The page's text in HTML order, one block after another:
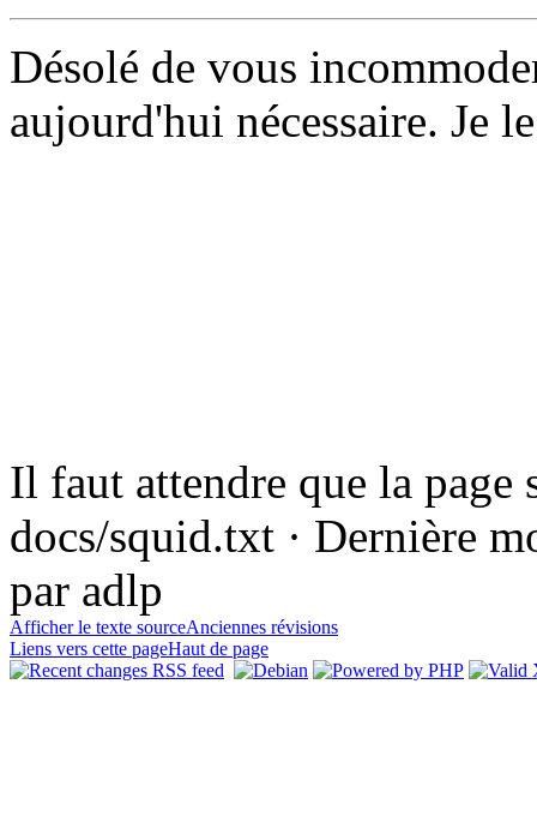
Désolé de vous
aujourd'hui nécessaire. Je
Il faut attendre que la
docs/squid.txt · Dernière
par adlp
Afficher le texte sourceAnciennes révisions
Liens vers cette pageHaut de page